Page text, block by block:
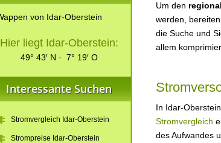
Um den
werden,
die Suche und
allem
In Idar-
Stromvergleich
des Aufwandes
Hier liegt Idar-Oberstein:
49° 43′ N · 7° 19′ O
Interessante Suchen
Stromvergleich Idar-Oberstein
Strompreise Idar-Oberstein